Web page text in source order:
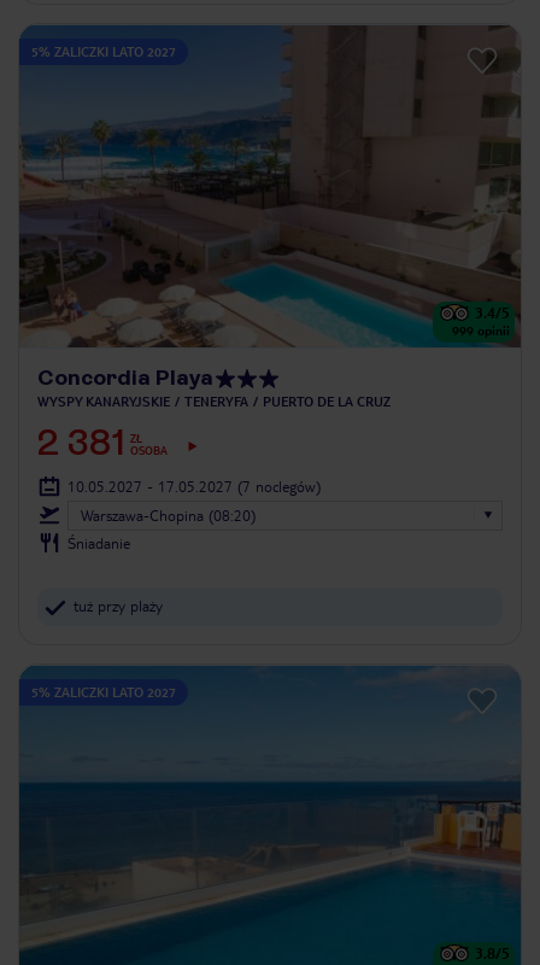
5% ZALICZKI LATO 2027
3.4/5
999 opinii
Concordia Playa
WYSPY KANARYJSKIE TENERYFA PUERTO DE LA CRUZ
2 381
ZŁ
OSOBA
10.05.2027 - 17.05.2027 (7 noclegów)
Warszawa-Chopina (08:20)
Śniadanie
tuż przy plaży
5% ZALICZKI LATO 2027
3.8/5